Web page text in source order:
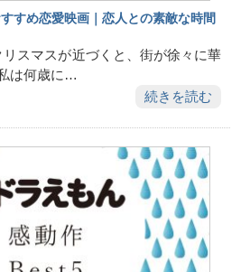
すめ恋愛映画｜恋人との素敵な時間
リスマスが近づくと、街が徐々に華
は何歳に…
続きを読む